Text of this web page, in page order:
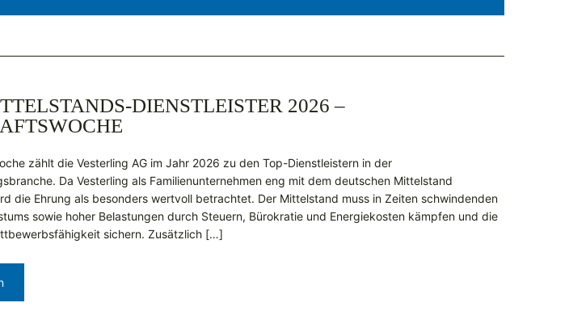
DIENSTLEISTER 2026 –
zählt die Vesterling AG im Jahr 2026 zu den Top-Dienstleistern in der
Da Vesterling als Familienunternehmen eng mit dem deutschen Mittelstand
die Ehrung als besonders wertvoll betrachtet. Der Mittelstand muss in Zeiten schwindenden
sowie hoher Belastungen durch Steuern, Bürokratie und Energiekosten kämpfen und die
sichern. Zusätzlich […]